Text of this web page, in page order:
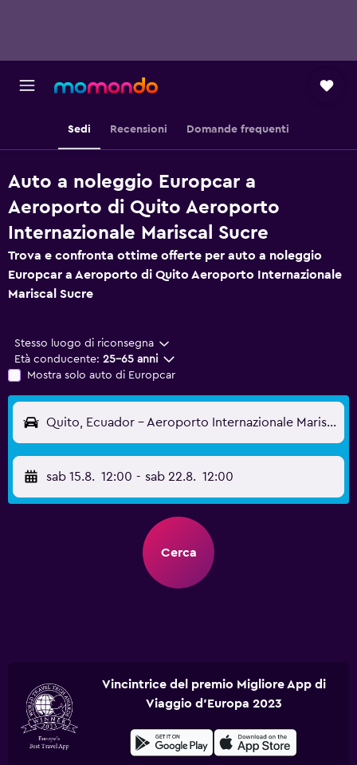
Sedi Recensioni Domande frequenti
Auto a noleggio Europcar a
Aeroporto di Quito Aeroporto
Internazionale Mariscal Sucre
Trova e confronta ottime offerte per auto a noleggio
Europcar a Aeroporto di Quito Aeroporto Internazionale
Mariscal Sucre
Stesso luogo di riconsegna
Età conducente: 25-65 anni
Mostra solo auto di Europcar
Quito, Ecuador - Aeroporto Internazionale Mariscal Sucre (UIO)
sab 15.8. 12:00 - sab 22.8. 12:00
Cerca
Vincintrice del premio Migliore App di
Viaggio d'Europa 2023